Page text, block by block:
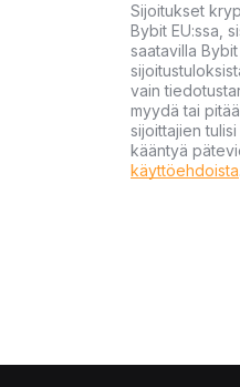
Sijoitukset
Bybit EU:ssa,
saatavilla
vain
myydä tai
sijoittajien
kääntyä
käyttöehdoista